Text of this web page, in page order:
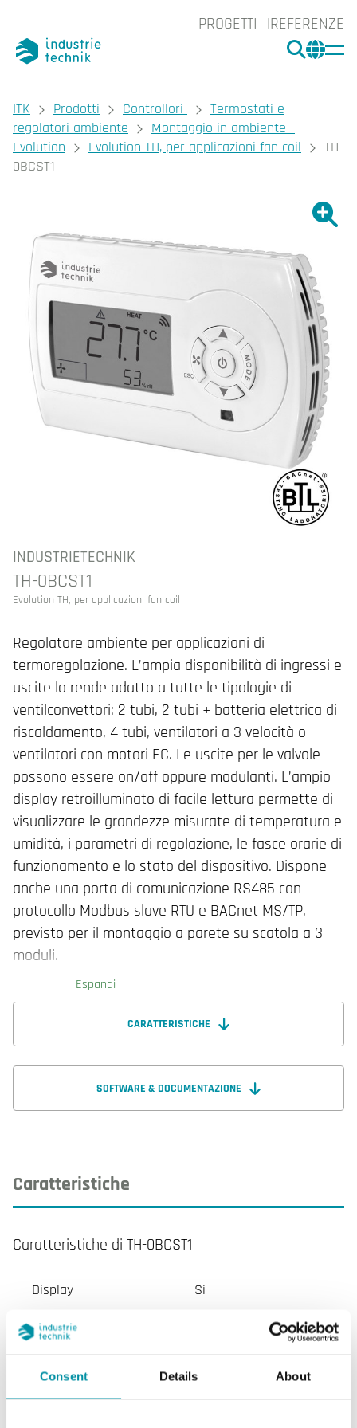
Consent Details About
PROGETTI REFERENZE
CERCA
You are here:
ITK Prodotti Controllori
Termostati e
regolatori ambiente
Montaggio in ambiente -
Evolution
Evolution TH, per applicazioni fan coil
TH-
0BCST1
INDUSTRIETECHNIK
TH-0BCST1
Evolution TH, per applicazioni fan coil
Regolatore ambiente per applicazioni di
termoregolazione. L’ampia disponibilità di ingressi e
uscite lo rende adatto a tutte le tipologie di
ventilconvettori: 2 tubi, 2 tubi + batteria elettrica di
riscaldamento, 4 tubi, ventilatori a 3 velocità o
ventilatori con motori EC. Le uscite per le valvole
possono essere on/off oppure modulanti. L’ampio
display retroilluminato di facile lettura permette di
visualizzare le grandezze misurate di temperatura e
umidità, i parametri di regolazione, le fasce orarie di
funzionamento e lo stato del dispositivo. Dispone
anche una porta di comunicazione RS485 con
protocollo Modbus slave RTU e BACnet MS/TP,
previsto per il montaggio a parete su scatola a 3
moduli.
Espandi
CARATTERISTICHE
SOFTWARE & DOCUMENTAZIONE
Caratteristiche
Caratteristiche di TH-0BCST1
Display Si
Tipo di display